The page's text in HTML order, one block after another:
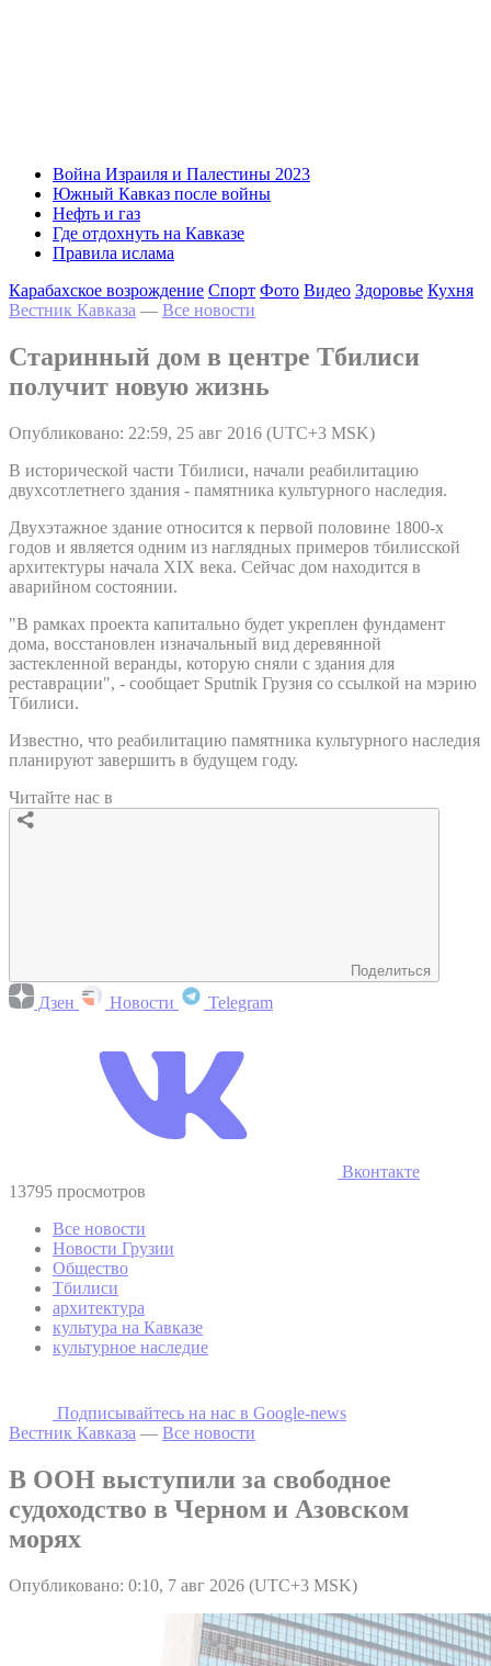
Война Израиля и Палестины 2023
Южный Кавказ после войны
Нефть и газ
Где отдохнуть на Кавказе
Правила ислама
Карабахское возрождение Спорт Фото Видео Здоровье Кухня
Вестник Кавказа — Все новости
Старинный дом в центре Тбилиси
получит новую жизнь
Опубликовано: 22:59, 25 авг 2016 (UTC+3 MSK)
В исторической части Тбилиси, начали реабилитацию
двухсотлетнего здания - памятника культурного наследия.
Двухэтажное здание относится к первой половине 1800-х
годов и является одним из наглядных примеров тбилисской
архитектуры начала XIX века. Сейчас дом находится в
аварийном состоянии.
"В рамках проекта капитально будет укреплен фундамент
дома, восстановлен изначальный вид деревянной
застекленной веранды, которую сняли с здания для
реставрации", - сообщает Sputnik Грузия со ссылкой на мэрию
Тбилиси.
Известно, что реабилитацию памятника культурного наследия
планируют завершить в будущем году.
Читайте нас в
Поделиться
Дзен Новости Telegram
Вконтакте
13795 просмотров
Все новости
Новости Грузии
Общество
Тбилиси
архитектура
культура на Кавказе
культурное наследие
Подписывайтесь на наc в Google-news
Вестник Кавказа — Все новости
В ООН выступили за свободное
судоходство в Черном и Азовском
морях
Опубликовано: 0:10, 7 авг 2026 (UTC+3 MSK)